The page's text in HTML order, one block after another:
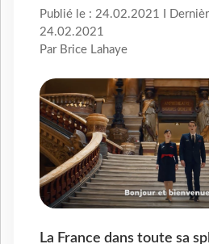
Publié le : 24.02.2021 I
24.02.2021
Par Brice Lahaye
La France dans toute sa